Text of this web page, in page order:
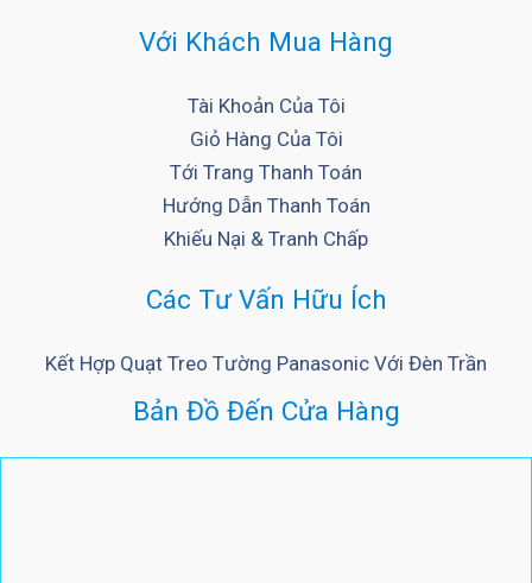
Với Khách Mua Hàng
Tài Khoản Của Tôi
Giỏ Hàng Của Tôi
Tới Trang Thanh Toán
Hướng Dẫn Thanh Toán
Khiếu Nại & Tranh Chấp
Các Tư Vấn Hữu Ích
Kết Hợp Quạt Treo Tường Panasonic Với Đèn Trần
Bản Đồ Đến Cửa Hàng